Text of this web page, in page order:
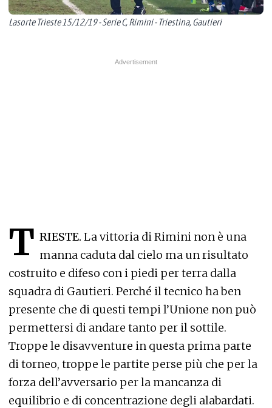
Lasorte Trieste 15/12/19 - Serie C, Rimini - Triestina, Gautieri
T RIESTE. La vittoria di Rimini non è una
manna caduta dal cielo ma un risultato
costruito e difeso con i piedi per terra dalla
squadra di Gautieri. Perché il tecnico ha ben
presente che di questi tempi l’Unione non può
permettersi di andare tanto per il sottile.
Troppe le disavventure in questa prima parte
di torneo, troppe le partite perse più che per la
forza dell’avversario per la mancanza di
equilibrio e di concentrazione degli alabardati.